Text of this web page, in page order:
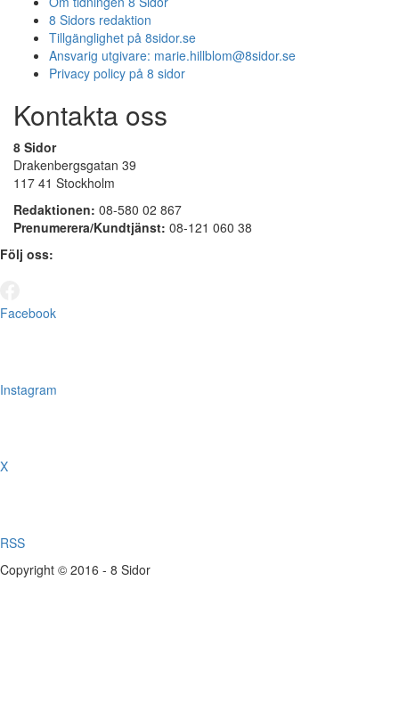
8 Sidors redaktion
Tillgänglighet på 8sidor.se
Ansvarig utgivare: marie.hillblom@8sidor.se
Privacy policy på 8 sidor
Kontakta oss
8 Sidor
Drakenbergsgatan 39
117 41 Stockholm
Redaktionen: 08-580 02 867
Prenumerera/Kundtjänst: 08-121 060 38
Följ oss:
Facebook
Instagram
X
RSS
Copyright © 2016 - 8 Sidor